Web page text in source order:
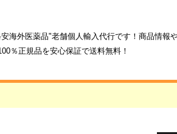
海外医薬品"老舗個人輸入代行です！商品情報
％正規品を安心保証で送料無料！